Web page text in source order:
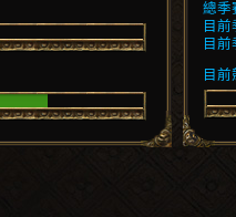
總季
目
目
目